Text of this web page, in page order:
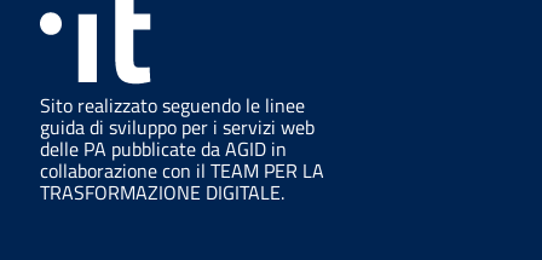
Sito realizzato seguendo le linee
guida di sviluppo per i servizi web
delle PA pubblicate da AGID in
collaborazione con il TEAM PER LA
TRASFORMAZIONE DIGITALE.